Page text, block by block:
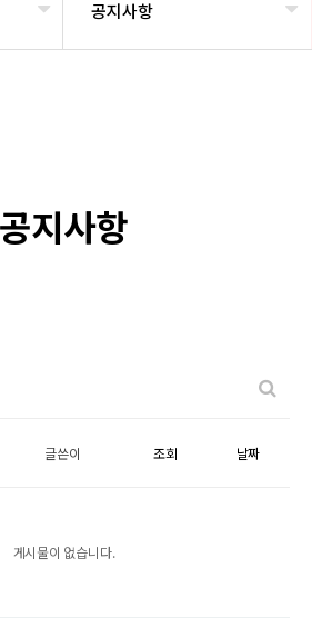
공지사항
공지사항
글쓴이 조회 날짜
게시물이 없습니다.